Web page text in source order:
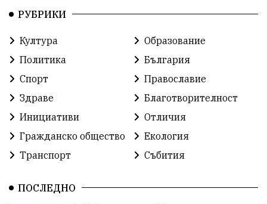
РУБРИКИ
Култура
Образование
Политика
България
Спорт
Православие
Здраве
Благотворителност
Инициативи
Отличия
Гражданско общество
Екология
Транспорт
Събития
ПОСЛЕДНО